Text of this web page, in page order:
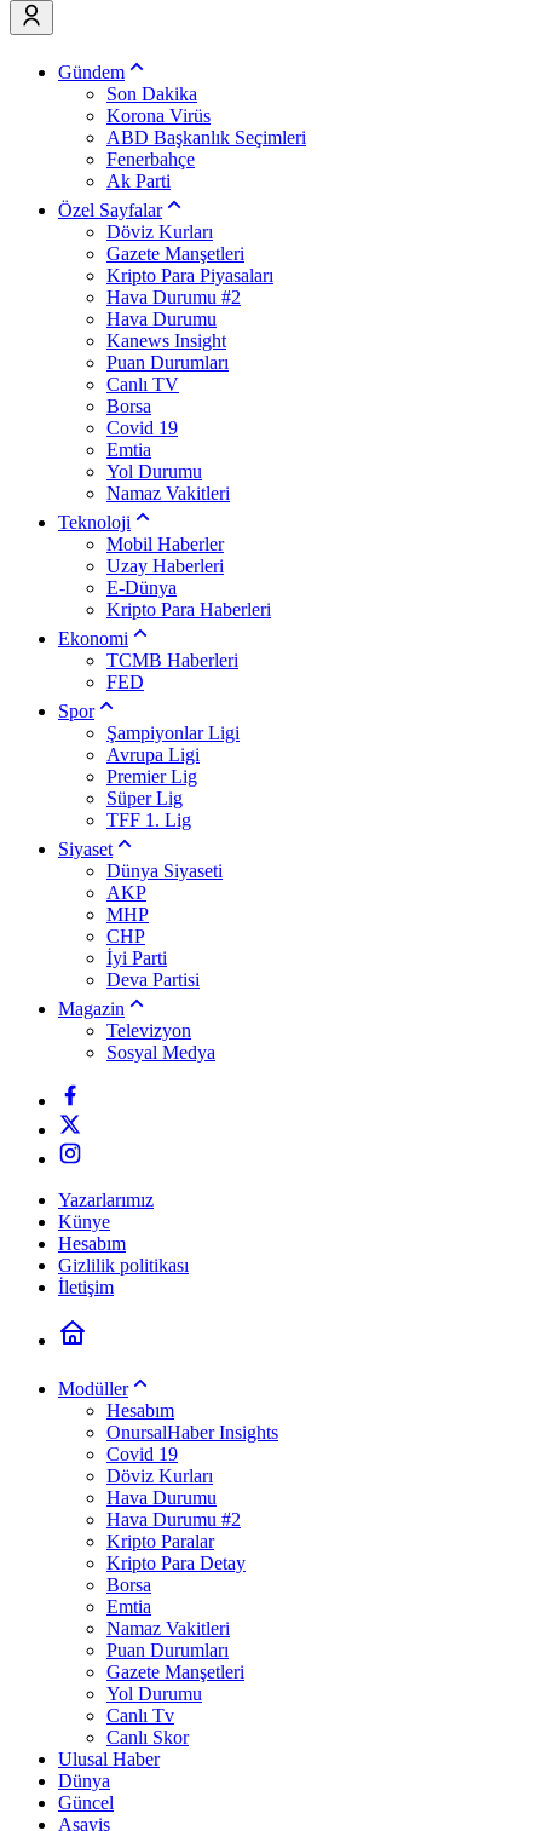
Gündem
Son Dakika
Korona Virüs
ABD Başkanlık Seçimleri
Fenerbahçe
Ak Parti
Özel Sayfalar
Döviz Kurları
Gazete Manşetleri
Kripto Para Piyasaları
Hava Durumu #2
Hava Durumu
Kanews Insight
Puan Durumları
Canlı TV
Borsa
Covid 19
Emtia
Yol Durumu
Namaz Vakitleri
Teknoloji
Mobil Haberler
Uzay Haberleri
E-Dünya
Kripto Para Haberleri
Ekonomi
TCMB Haberleri
FED
Spor
Şampiyonlar Ligi
Avrupa Ligi
Premier Lig
Süper Lig
TFF 1. Lig
Siyaset
Dünya Siyaseti
AKP
MHP
CHP
İyi Parti
Deva Partisi
Magazin
Televizyon
Sosyal Medya
Yazarlarımız
Künye
Hesabım
Gizlilik politikası
İletişim
Modüller
Hesabım
OnursalHaber Insights
Covid 19
Döviz Kurları
Hava Durumu
Hava Durumu #2
Kripto Paralar
Kripto Para Detay
Borsa
Emtia
Namaz Vakitleri
Puan Durumları
Gazete Manşetleri
Yol Durumu
Canlı Tv
Canlı Skor
Ulusal Haber
Dünya
Güncel
Asayiş